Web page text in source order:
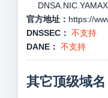
官方地址： https://
DNSSEC： 不支持
DANE： 不支持
其它顶级域名